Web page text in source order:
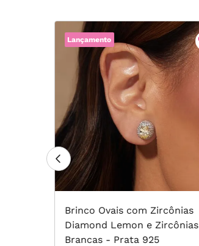
Lançamento
Brinco Ovais com Zircônias
Diamond Lemon e Zircônias
Brancas - Prata 925